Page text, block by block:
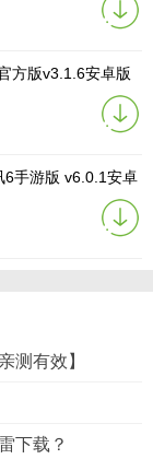
方版v3.1.6安卓版
6手游版 v6.0.1安卓
测有效】
下载？